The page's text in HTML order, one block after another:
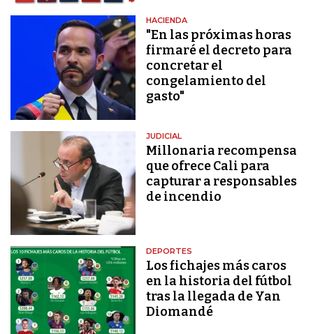
HACIENDA
"En las próximas horas
firmaré el decreto para
concretar el
congelamiento del
gasto"
JUDICIAL
Millonaria recompensa
que ofrece Cali para
capturar a responsables
de incendio
DEPORTES
Los fichajes más caros
en la historia del fútbol
tras la llegada de Yan
Diomandé